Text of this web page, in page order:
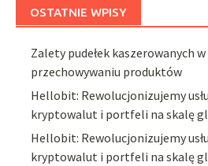
OSTATNIE WPISY
Zalety pudełek kaszerowanych
przechowywaniu produktów
Hellobit: Rewolucjonizujemy
kryptowalut i portfeli na skalę
Hellobit: Rewolucjonizujemy
kryptowalut i portfeli na skalę